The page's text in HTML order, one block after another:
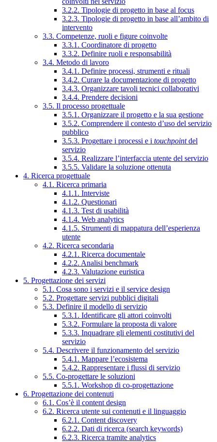
3.2.2. Tipologie di progetto in base al focus
3.2.3. Tipologie di progetto in base all’ambito di
intervento
3.3. Competenze, ruoli e figure coinvolte
3.3.1. Coordinatore di progetto
3.3.2. Definire ruoli e responsabilità
3.4. Metodo di lavoro
3.4.1. Definire processi, strumenti e rituali
3.4.2. Curare la documentazione di progetto
3.4.3. Organizzare tavoli tecnici collaborativi
3.4.4. Prendere decisioni
3.5. Il processo progettuale
3.5.1. Organizzare il progetto e la sua gestione
3.5.2. Comprendere il contesto d’uso del servizio
pubblico
3.5.3. Progettare i processi e i touchpointdel
servizio
3.5.4. Realizzare l’interfaccia utente del servizio
3.5.5. Validare la soluzione ottenuta
4. Ricerca progettuale
4.1. Ricerca primaria
4.1.1. Interviste
4.1.2. Questionari
4.1.3. Test di usabilità
4.1.4. Web analytics
4.1.5. Strumenti di mappatura dell’esperienza
utente
4.2. Ricerca secondaria
4.2.1. Ricerca documentale
4.2.2. Analisi benchmark
4.2.3. Valutazione euristica
5. Progettazione dei servizi
5.1. Cosa sono i servizi e il service design
5.2. Progettare servizi pubblici digitali
5.3. Definire il modello di servizio
5.3.1. Identificare gli attori coinvolti
5.3.2. Formulare la proposta di valore
5.3.3. Inquadrare gli elementi costitutivi del
servizio
5.4. Descrivere il funzionamento del servizio
5.4.1. Mappare l’ecosistema
5.4.2. Rappresentare i flussi di servizio
5.5. Co-progettare le soluzioni
5.5.1. Workshop di co-progettazione
6. Progettazione dei contenuti
6.1. Cos’è il content design
6.2. Ricerca utente sui contenuti e il linguaggio
6.2.1. Content discovery
6.2.2. Dati di ricerca (search keywords)
6.2.3. Ricerca tramite analytics